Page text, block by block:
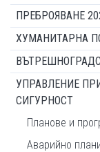
ПРЕБРОЯВАНЕ
ХУМАНИТАРНА
УПРАВЛЕНИЕ
СИГУРНОСТ
Планове и
Аварийно